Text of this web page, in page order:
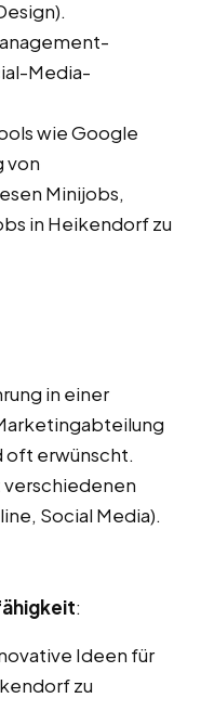
Media-
wie Google
von
Minijobs,
in Heikendorf zu
in einer
oft erwünscht.
verschiedenen
Social Media).
:
Ideen für
zu